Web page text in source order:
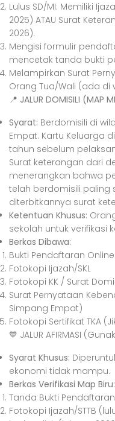
Lulus SD/MI: Memiliki
2025) ATAU Surat
2026).
Mengisi formulir
mencetak tanda bukti
Melampirkan Surat
Orang Tua/Wali (ada di
📍 JALUR DOMISILI (MAP
Syarat: Berdomisili di
Empat. Kartu Keluarga
tahun sebelum
Surat keterangan dari
menerangkan bahwa
telah berdomisili paling
diterbitkannya surat
Ketentuan Khusus:
sekolah untuk verifikasi
Berkas Dibawa:
Bukti Pendaftaran Online
Fotokopi Ijazah/SKL
Fotokopi KK / Surat
Surat Pernyataan
Simpang Empat)
Fotokopi Sertifikat TKA
💙 JALUR AFIRMASI
Syarat Khusus:
ekonomi tidak mampu.
Berkas Verifikasi Map Biru:
Tanda Bukti
Fotokopi Ijazah/STTB